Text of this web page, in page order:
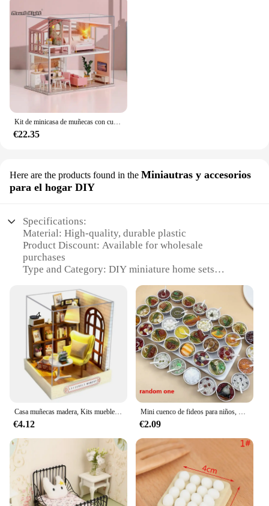
€22.35
Here are the products found in the Miniautras y accesorios
para el hogar DIY
Specifications:
Material: High-quality, durable plastic
Product Discount: Available for wholesale
purchases
Type and Category: DIY miniature home sets
various home furnishings
Usage and Purpose: Ideal for DIY enthusiasts,
collectors, and hobbyists
Typical Adaptive Scenario: Suitable for creating
miniature scenes, dioramas, or decorative displays
Shape or Size or Weight or Quantity:
Comprehensive sets catering to diverse needs
Features:
**Unleash Your Creativity with Casas Miniatura**
Immerse yourself in the world of miniature crafting
with our casas miniatura sets, designed to bring
your DIY projects to life. Each set is meticulously
crafted to capture the essence of real-life home
furnishings, offering an array of options to suit your
creative vision. Whether you're a seasoned
miniaturist or a beginner, these sets are perfect for
Casa muñecas madera, Kits muebles en miniatura DIY, minicasa artesanal hecha a mano
€4.12
Mini cuenco de fideos para niños, accesorios de simulación, casa de muñecas, comida, juguetes de cocina, juego de simulación, comida en miniatura
€2.09